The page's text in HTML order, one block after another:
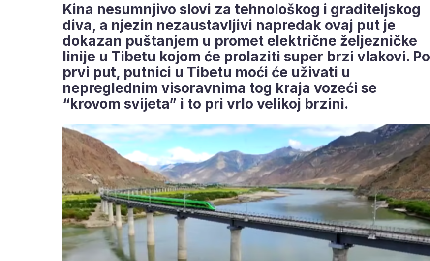
Kina nesumnjivo slovi za tehnološkog i graditeljskog
diva, a njezin nezaustavljivi napredak ovaj put je
dokazan puštanjem u promet električne željezničke
linije u Tibetu kojom će prolaziti super brzi vlakovi. Po
prvi put, putnici u Tibetu moći će uživati u
nepreglednim visoravnima tog kraja vozeći se
“krovom svijeta” i to pri vrlo velikoj brzini.